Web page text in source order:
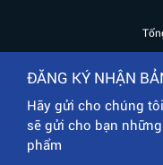
ĐĂNG KÝ NHẬN
Hãy gửi cho chúng
sẽ gửi cho bạn
phẩm